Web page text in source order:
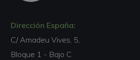
Dirección España:
C/ Amadeu Vives, 5,
Bloque 1 - Bajo C